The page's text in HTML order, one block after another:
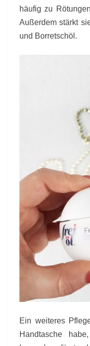
häufig zu
Außerdem stärkt
und Borretschöl.
Ein weiteres
Handtasche